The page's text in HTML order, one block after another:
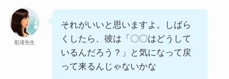
彩渚先生
それがいいと思いますよ。しばら
くしたら、彼は「〇〇はどうして
いるんだろう？」と気になって戻
って来るんじゃないかな